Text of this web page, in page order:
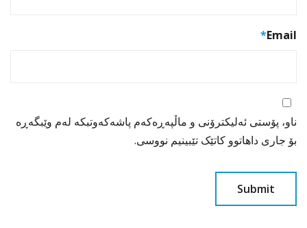
Email
*
ناو، پۆستی ئەلیکترۆنی و ماڵپەڕەکەم پاشەکەوتبکە لەم وێبگەڕە
بۆ جاری داهاتوو کاتێک تێبینیم نووسی.